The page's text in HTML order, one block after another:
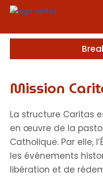
Skip
Mission
La structure Caritas
en œuvre de la
Catholique. Par elle,
les événements
libération et de